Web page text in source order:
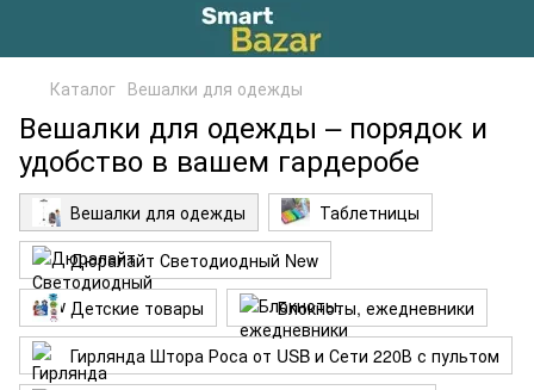
Каталог Вешалки для одежды
Вешалки для одежды – порядок и
удобство в вашем гардеробе
Вешалки для одежды
Таблетницы
Дюралайт Светодиодный New
Детские товары
Блокноты, ежедневники
Гирлянда Штора Роса от USB и Сети 220В с пультом